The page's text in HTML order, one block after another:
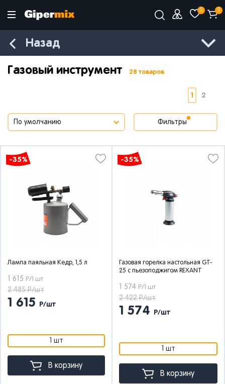
0 0
Назад
Газовый инструмент 28 товаров
1 2
Фильтры
-35%
Лампа паяльная Кедр, 1,5 л
1 615 Р/1 шт
2 485 Р/шт
1 615 Р/шт
1 шт
В корзину
-35%
Газовая горелка настольная GT-
25 с пьезоподжигом REXANT
1 574 Р/1 шт
2 422 Р/шт
1 574 Р/шт
1 шт
В корзину